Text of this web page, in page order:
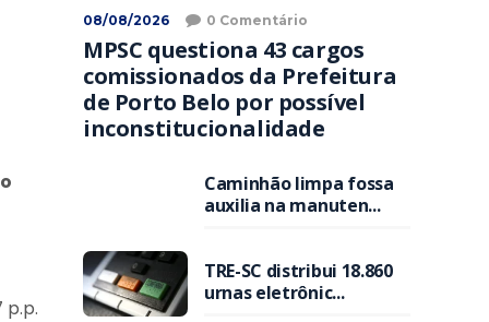
p.p.
08/08/2026 0 Comentário
MPSC questiona 43 cargos
comissionados da Prefeitura
de Porto Belo por possível
inconstitucionalidade
Caminhão limpa fossa
auxilia na manuten...
TRE-SC distribui 18.860
urnas eletrônic...